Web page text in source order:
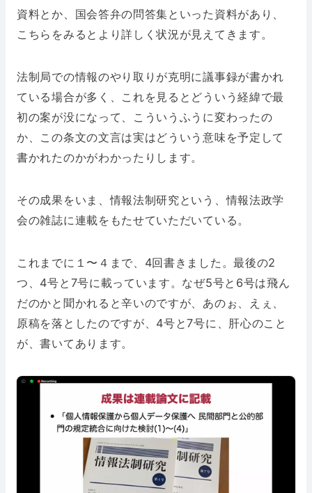
資料とか、国会答弁の問答集といった資料があり、
こちらをみるとより詳しく状況が見えてきます。
法制局での情報のやり取りが克明に議事録が書かれ
ている場合が多く、これを見るとどういう経緯で最
初の案が没になって、こういうふうに変わったの
か、この条文の文言は実はどういう意味を予定して
書かれたのかがわかったりします。
その成果をいま、情報法制研究という、情報法政学
会の雑誌に連載をもたせていただいている。
これまでに１〜４まで、4回書きました。最後の2
つ、4号と7号に載っています。なぜ5号と6号は飛ん
だのかと聞かれると辛いのですが、あのぉ、えぇ、
原稿を落としたのですが、4号と7号に、肝心のこと
が、書いてあります。